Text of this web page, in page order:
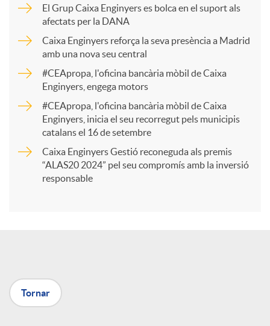
p
a
r
t
X
El Grup Caixa Enginyers es bolca en el suport als
afectats per la DANA
Caixa Enginyers reforça la seva presència a Madrid
amb una nova seu central
#CEApropa, l'oficina bancària mòbil de Caixa
Enginyers, engega motors
#CEApropa, l'oficina bancària mòbil de Caixa
Enginyers, inicia el seu recorregut pels municipis
catalans el 16 de setembre
Caixa Enginyers Gestió reconeguda als premis
“ALAS20 2024” pel seu compromís amb la inversió
responsable
Tornar